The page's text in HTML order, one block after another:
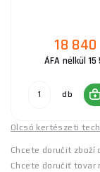
18
ÁFA nélkül 15
db
Olcsó kertészeti
Chcete doručit zboží
Chcete doručiť tovar